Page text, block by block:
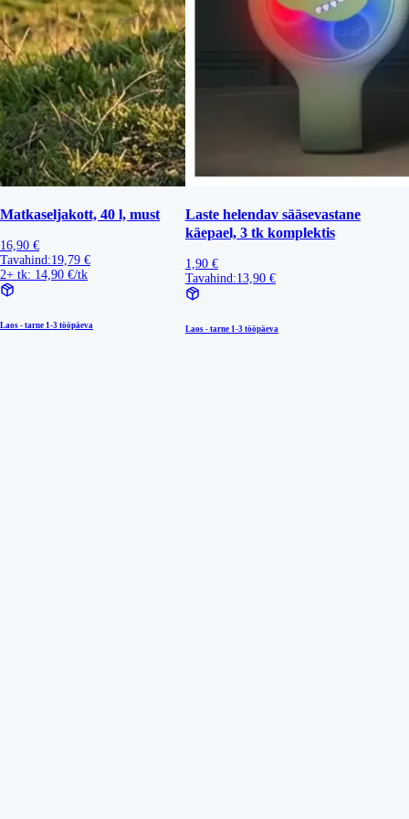
Matkaseljakott, 40 l, must
16,90 €
Tavahind:19,79 €
2+ tk: 14,90 €/tk
Laos - tarne 1-3 tööpäeva
Laste helendav sääsevastane
käepael, 3 tk komplektis
1,90 €
Tavahind:13,90 €
Laos - tarne 1-3 tööpäeva